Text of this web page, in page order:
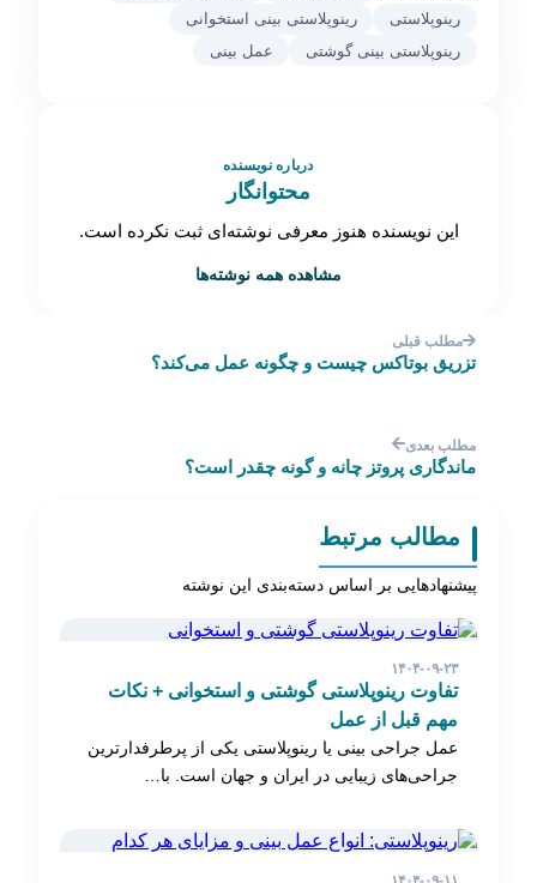
رینوپلاستی
رینوپلاستی بینی استخوانی
رینوپلاستی بینی گوشتی
عمل بینی
درباره نویسنده
محتوانگار
این نویسنده هنوز معرفی نوشته‌ای ثبت نکرده است.
مشاهده همه نوشته‌ها
مطلب قبلی
تزریق بوتاکس چیست و چگونه عمل می‌کند؟
مطلب بعدی
ماندگاری پروتز چانه و گونه چقدر است؟
مطالب مرتبط
پیشنهادهایی بر اساس دسته‌بندی این نوشته
۱۴۰۴-۰۹-۲۳
تفاوت رینوپلاستی گوشتی و استخوانی + نکات
مهم قبل از عمل
عمل جراحی بینی یا رینوپلاستی یکی از پرطرفدارترین
جراحی‌های زیبایی در ایران و جهان است. با…